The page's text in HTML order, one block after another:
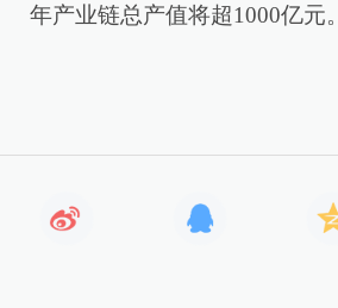
年产业链总产值将超1000亿元。